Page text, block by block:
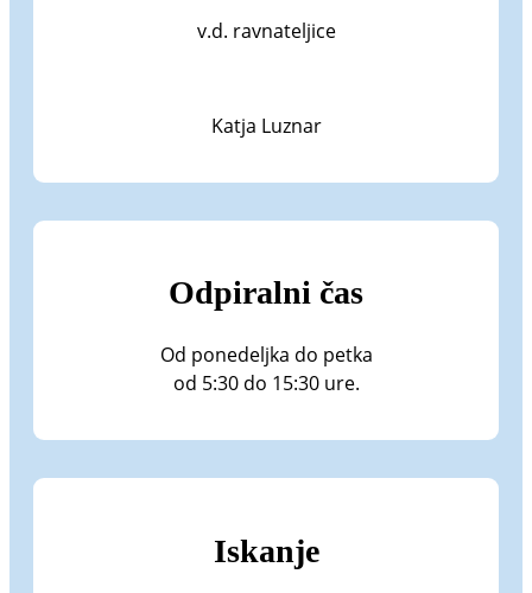
v.d. ravnateljice
Katja Luznar
Odpiralni čas
Od ponedeljka do petka
od 5:30 do 15:30 ure.
Iskanje